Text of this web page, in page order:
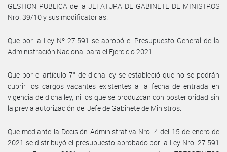
GESTION PUBLICA de la JEFATURA DE GABINETE DE MINISTROS
Nro. 39/10 y sus modificatorias.
Que por la Ley Nº 27.591 se aprobó el Presupuesto General de la
Administración Nacional para el Ejercicio 2021.
Que por el artículo 7° de dicha ley se estableció que no se podrán
cubrir los cargos vacantes existentes a la fecha de entrada en
vigencia de dicha ley, ni los que se produzcan con posterioridad sin
la previa autorización del Jefe de Gabinete de Ministros.
Que mediante la Decisión Administrativa Nro. 4 del 15 de enero de
2021 se distribuyó el presupuesto aprobado por la Ley Nro. 27.591